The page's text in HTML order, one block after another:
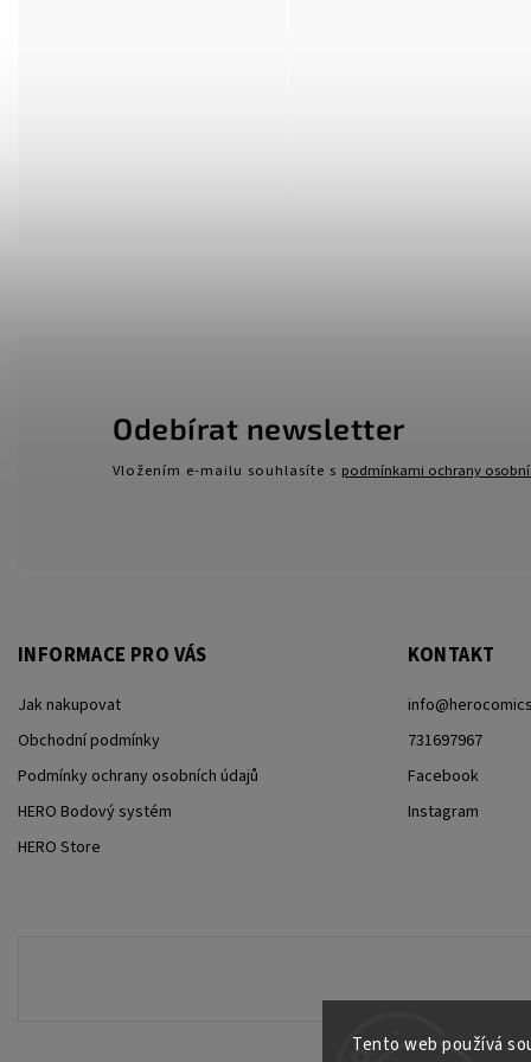
Tento web používá
INFORMACE PRO VÁS
Jak nakupovat
Obchodní podmínky
Podmínky ochrany osobních údajů
HERO Bodový systém
HERO Store
KONTAKT
info@
731697967
Facebook
Instagram
Odebírat newsletter
Vložením e-mailu souhlasíte s podmínkami ochrany